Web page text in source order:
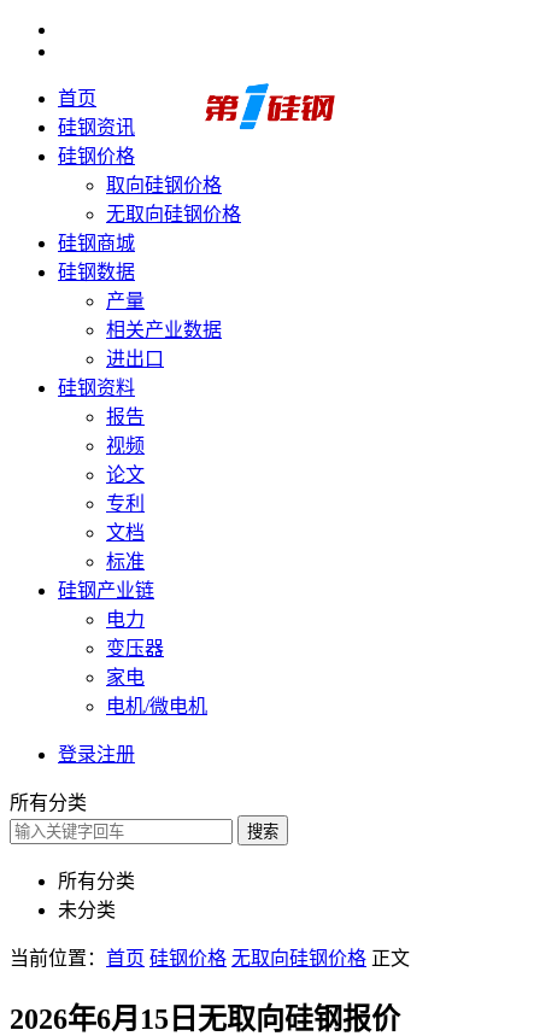
首页
硅钢资讯
硅钢价格
取向硅钢价格
无取向硅钢价格
硅钢商城
硅钢数据
产量
相关产业数据
进出口
硅钢资料
报告
视频
论文
专利
文档
标准
硅钢产业链
电力
变压器
家电
电机/微电机
登录注册
所有分类
搜索
所有分类
未分类
当前位置： 首页 硅钢价格 无取向硅钢价格 正文
2026年6月15日无取向硅钢报价